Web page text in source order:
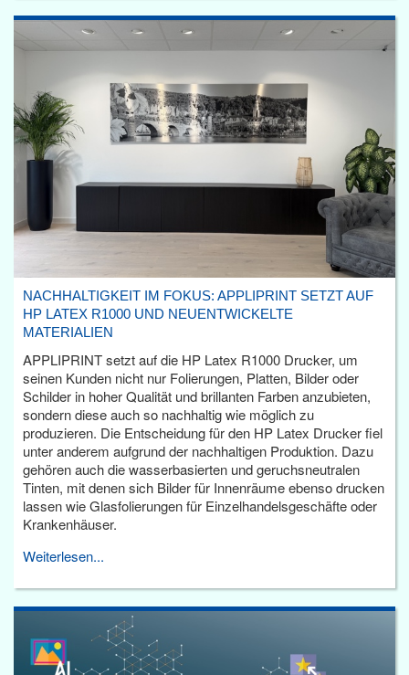
NACHHALTIGKEIT IM FOKUS: APPLIPRINT SETZT AUF
HP LATEX R1000 UND NEUENTWICKELTE
MATERIALIEN
APPLIPRINT setzt auf die HP Latex R1000 Drucker, um
seinen Kunden nicht nur Folierungen, Platten, Bilder oder
Schilder in hoher Qualität und brillanten Farben anzubieten,
sondern diese auch so nachhaltig wie möglich zu
produzieren. Die Entscheidung für den HP Latex Drucker fiel
unter anderem aufgrund der nachhaltigen Produktion. Dazu
gehören auch die wasserbasierten und geruchsneutralen
Tinten, mit denen sich Bilder für Innenräume ebenso drucken
lassen wie Glasfolierungen für Einzelhandelsgeschäfte oder
Krankenhäuser.
Weiterlesen...